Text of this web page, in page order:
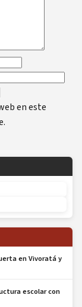
en este
en Vivoratá y
escolar con